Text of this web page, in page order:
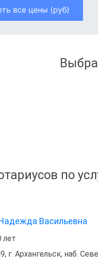
все цены (руб)
по
Васильевна
лет
г. Архангельск, наб.